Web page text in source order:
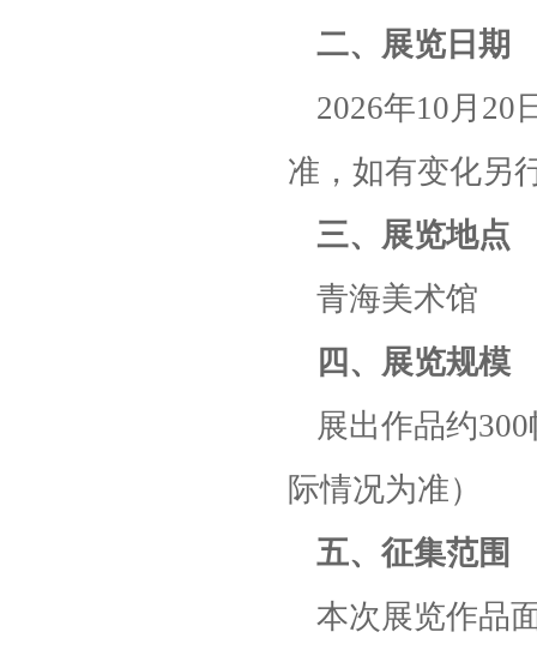
二、展览日期
2026年10月20
准，如有变化另
三、展览地点
青海美术馆
四、展览规模
展出作品约
际情况为准）
五、征集范围
本次展览作品